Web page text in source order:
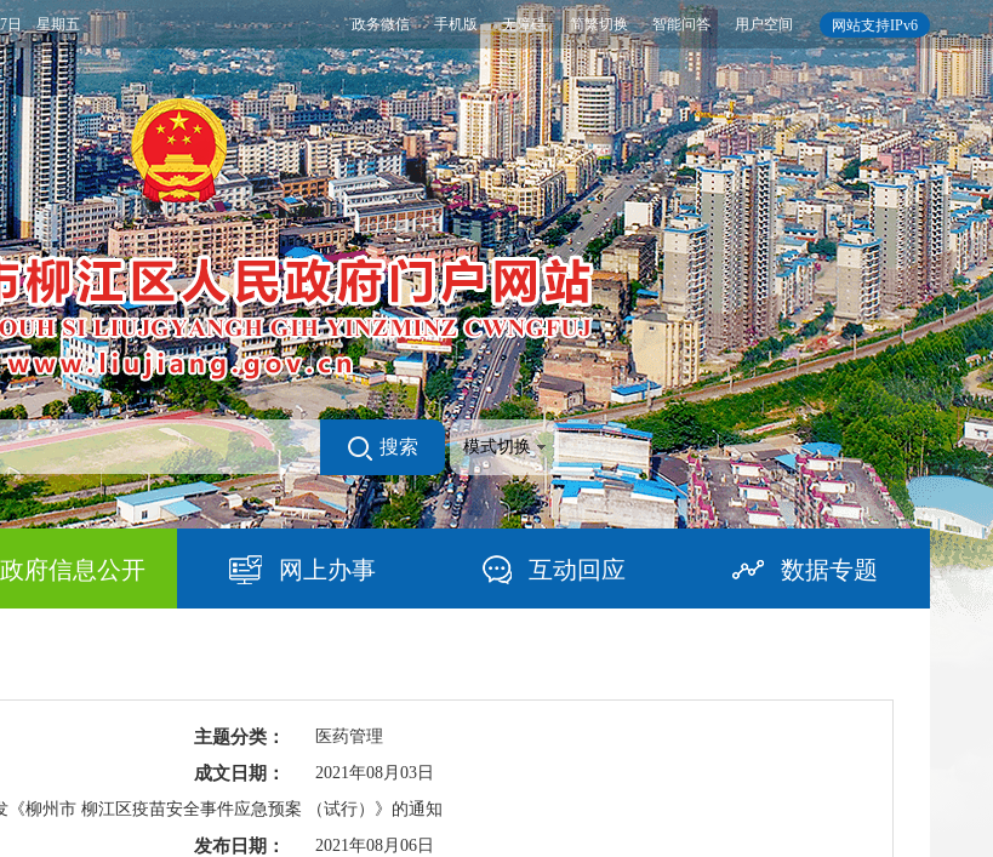
网站支持IPv6
政务微信 手机版 无障碍 简繁切换 智能问答 用户空间
7日 星期五
搜索 模式切换
政府信息公开 网上办事 互动回应 数据专题
主题分类： 医药管理
成文日期： 2021年08月03日
柳州市 柳江区疫苗安全事件应急预案 （试行）》的通知
发布日期： 2021年08月06日